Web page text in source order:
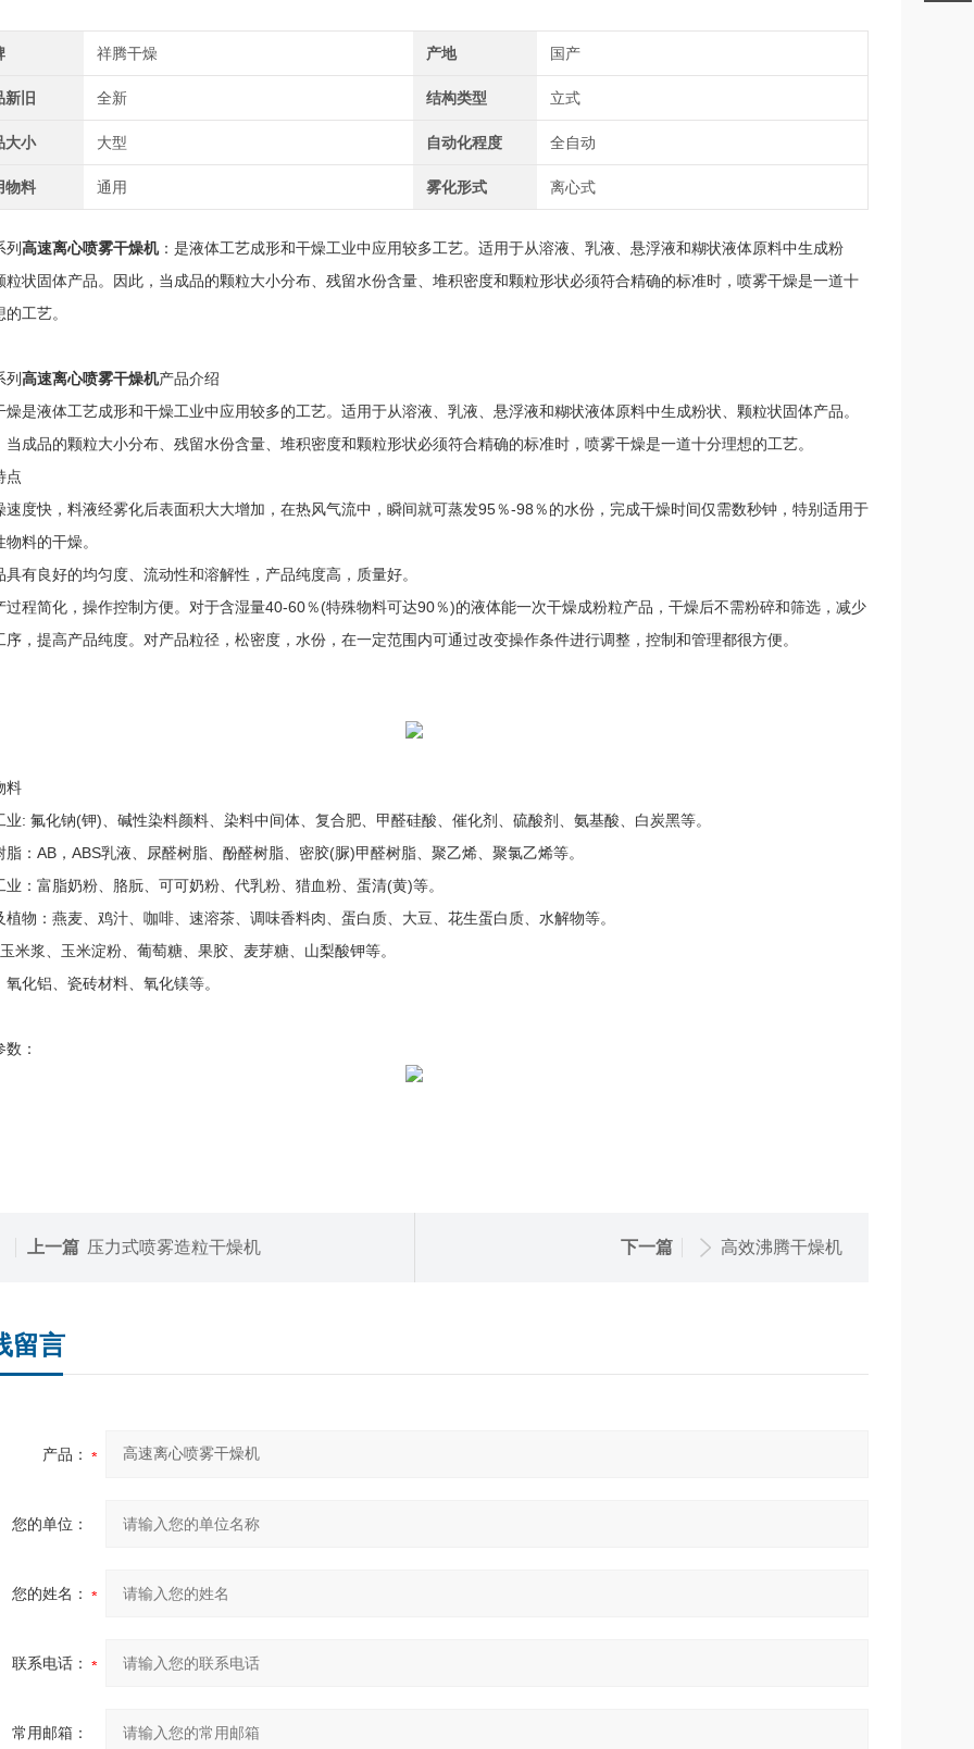
祥腾干燥 产地 国产
新旧 全新 结构类型 立式
大小 大型 自动化程度 全自动
物料 通用 雾化形式 离心式
列高速离心喷雾干燥机：是液体工艺成形和干燥工业中应用较多工艺。适用于从溶液、乳液、悬浮液和糊状液体原料中生成粉
粒状固体产品。因此，当成品的颗粒大小分布、残留水份含量、堆积密度和颗粒形状必须符合精确的标准时，喷雾干燥是一道十
工艺。
列高速离心喷雾干燥机产品介绍
燥是液体工艺成形和干燥工业中应用较多的工艺。适用于从溶液、乳液、悬浮液和糊状液体原料中生成粉状、颗粒状固体产品。
当成品的颗粒大小分布、残留水份含量、堆积密度和颗粒形状必须符合精确的标准时，喷雾干燥是一道十分理想的工艺。
点
度快，料液经雾化后表面积大大增加，在热风气流中，瞬间就可蒸发95％-98％的水份，完成干燥时间仅需数秒钟，特别适用于
料的干燥。
有良好的均匀度、流动性和溶解性，产品纯度高，质量好。
程简化，操作控制方便。对于含湿量40-60％(特殊物料可达90％)的液体能一次干燥成粉粒产品，干燥后不需粉碎和筛选，减少
序，提高产品纯度。对产品粒径，松密度，水份，在一定范围内可通过改变操作条件进行调整，控制和管理都很方便。
料
业: 氟化钠(钾)、碱性染料颜料、染料中间体、复合肥、甲醛硅酸、催化剂、硫酸剂、氨基酸、白炭黑等。
脂：AB，ABS乳液、尿醛树脂、酚醛树脂、密胶(脲)甲醛树脂、聚乙烯、聚氯乙烯等。
业：富脂奶粉、胳朊、可可奶粉、代乳粉、猎血粉、蛋清(黄)等。
植物：燕麦、鸡汁、咖啡、速溶茶、调味香料肉、蛋白质、大豆、花生蛋白质、水解物等。
米浆、玉米淀粉、葡萄糖、果胶、麦芽糖、山梨酸钾等。
氧化铝、瓷砖材料、氧化镁等。
：
上一篇 压力式喷雾造粒干燥机 下一篇 高效沸腾干燥机
留言
产品：
您的单位：
您的姓名：
联系电话：
常用邮箱：